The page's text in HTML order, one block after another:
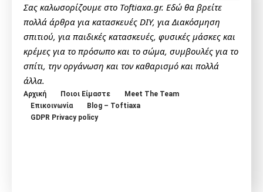
Σας καλωσορίζουμε στο Toftiaxa.gr. Εδώ θα βρείτε
πολλά άρθρα για κατασκευές DIY, για Διακόσμηση
σπιτιού, για παιδικές κατασκευές, φυσικές μάσκες και
κρέμες για το πρόσωπο και το σώμα, συμβουλές για το
σπίτι, την οργάνωση και τον καθαρισμό και πολλά
άλλα.
Αρχική Ποιοι Είμαστε
Meet The Team
Επικοινωνία
Blog – Toftiaxa
GDPR Privacy policy